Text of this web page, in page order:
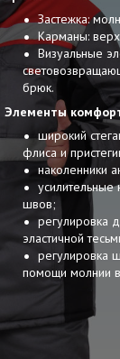
Застежка:
Карманы:
Визуальные
брюк.
Элементы
широкий
флиса и
наколенники
усилительные
швов;
регулировка
эластичной
регулировка
помощи молнии